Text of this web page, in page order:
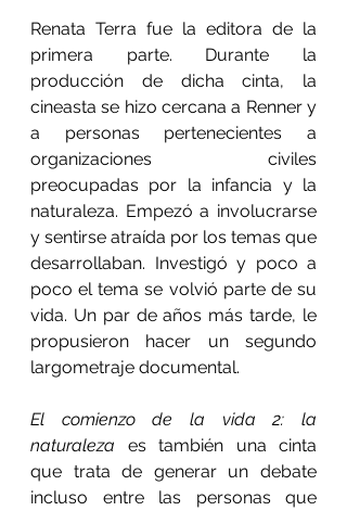
Renata Terra fue la editora de la
primera parte. Durante la
producción de dicha cinta, la
cineasta se hizo cercana a Renner y
a personas pertenecientes a
organizaciones civiles
preocupadas por la infancia y la
naturaleza. Empezó a involucrarse
y sentirse atraída por los temas que
desarrollaban. Investigó y poco a
poco el tema se volvió parte de su
vida. Un par de años más tarde, le
propusieron hacer un segundo
largometraje documental.
El comienzo de la vida 2: la
naturaleza es también una cinta
que trata de generar un debate
incluso entre las personas que